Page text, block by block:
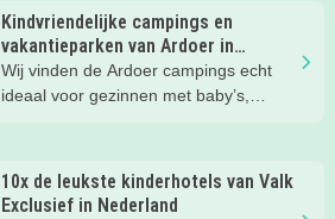
ontspannen met een lekkere lunch op
het strand en een duik in zee. Heerlijk!
Kindvriendelijke campings en
vakantieparken van Ardoer in
Nederland
Wij vinden de Ardoer campings echt
ideaal voor gezinnen met baby’s,
10x de leukste kinderhotels van Valk
Exclusief in Nederland